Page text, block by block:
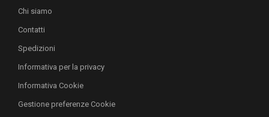
Chi siamo
Contatti
Spedizioni
Informativa per la privacy
Informativa Cookie
Gestione preferenze Cookie